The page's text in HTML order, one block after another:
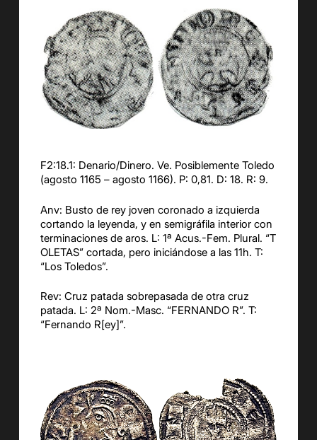
F2:18.1: Denario/Dinero. Ve. Posiblemente Toledo
(agosto 1165 – agosto 1166). P: 0,81. D: 18. R: 9.
Anv: Busto de rey joven coronado a izquierda
cortando la leyenda, y en semigráfila interior con
terminaciones de aros. L: 1ª Acus.-Fem. Plural. “T
OLETAS” cortada, pero iniciándose a las 11h. T:
“Los Toledos”.
Rev: Cruz patada sobrepasada de otra cruz
patada. L: 2ª Nom.-Masc. “FERNANDO R”. T:
“Fernando R[ey]”.